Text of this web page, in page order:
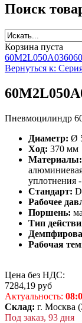
Поиск
Корзина пуста
60M2L050A0360
Вернуться к:
Пневмоцилиндр
Диаметр: Ø
Ход: 370 мм
Материалы:
уплотнения
Стандарт:
Рабочее
Поршень:
Тип
Рабочая
Цена без НДС:
7284,19 руб
Актуальность:
Склад: г. Москва
Под заказ, 93 дня